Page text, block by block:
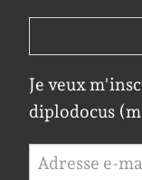
Je veux
diplodocus